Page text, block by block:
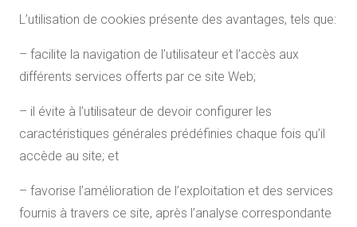
L’utilisation de cookies présente des avantages, tels que:
– facilite la navigation de l’utilisateur et l’accès aux
différents services offerts par ce site Web;
– il évite à l’utilisateur de devoir configurer les
caractéristiques générales prédéfinies chaque fois qu’il
accède au site; et
– favorise l’amélioration de l’exploitation et des services
fournis à travers ce site, après l’analyse correspondante